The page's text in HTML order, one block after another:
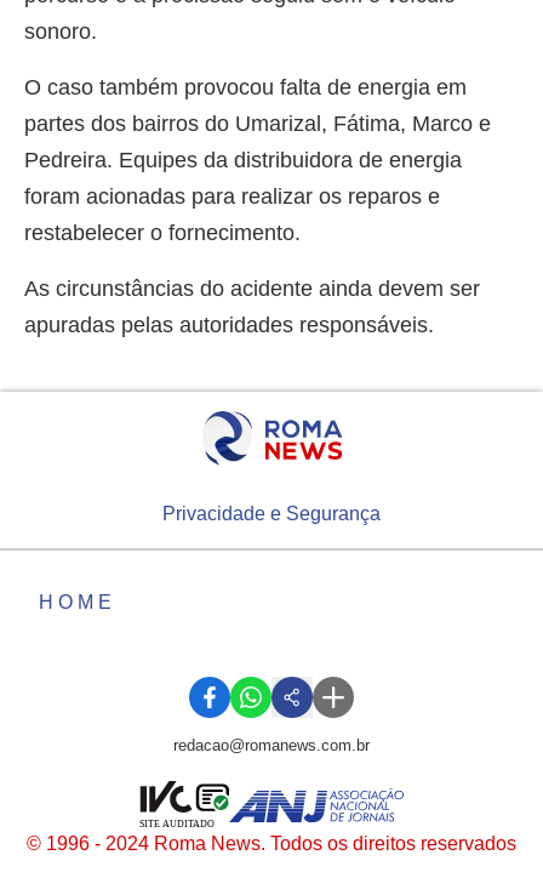
sonoro.
O caso também provocou falta de energia em
partes dos bairros do Umarizal, Fátima, Marco e
Pedreira. Equipes da distribuidora de energia
foram acionadas para realizar os reparos e
restabelecer o fornecimento.
As circunstâncias do acidente ainda devem ser
apuradas pelas autoridades responsáveis.
Privacidade e Segurança
HOME
redacao@romanews.com.br
© 1996 - 2024 Roma News. Todos os direitos reservados
SITE AUDITADO